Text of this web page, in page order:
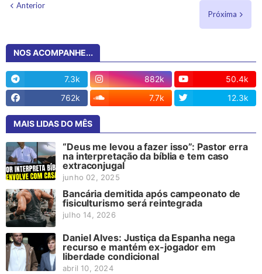
Anterior
Próxima
NOS ACOMPANHE...
7.3k 882k
50.4k
762k
7.7k 12.3k
MAIS LIDAS DO MÊS
“Deus me levou a fazer isso”: Pastor erra
na interpretação da bíblia e tem caso
extraconjugal
junho 02, 2025
Bancária demitida após campeonato de
fisiculturismo será reintegrada
julho 14, 2026
Daniel Alves: Justiça da Espanha nega
recurso e mantém ex-jogador em
liberdade condicional
abril 10, 2024